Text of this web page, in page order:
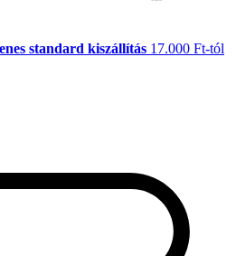
standard kiszállítás 17.000 Ft-tól